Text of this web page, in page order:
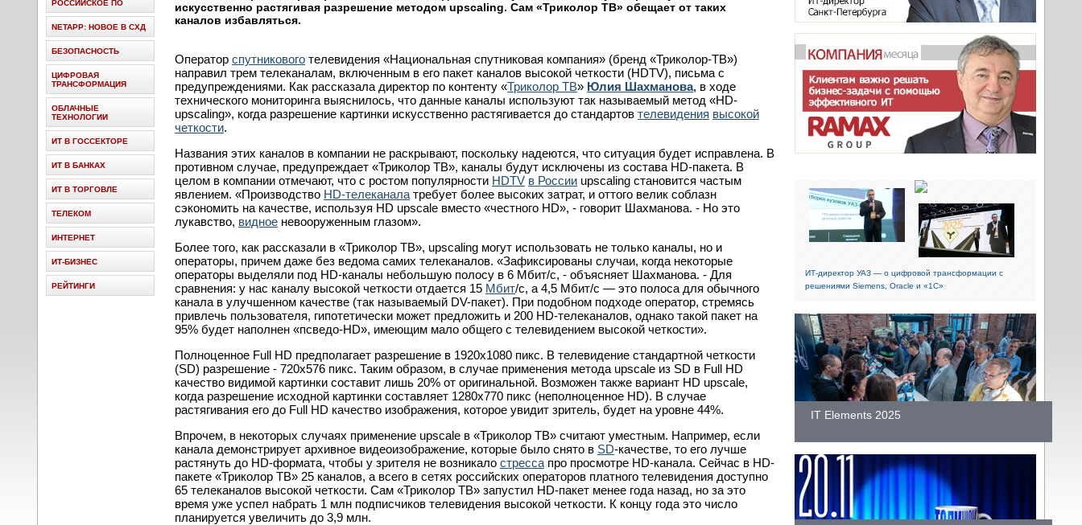
искусственно растягивая разрешение методом upscaling. Сам «Триколор ТВ» обещает от таких
каналов избавляться.
Оператор спутникового телевидения «Национальная спутниковая компания» (бренд «Триколор-ТВ»)
направил трем телеканалам, включенным в его пакет каналов высокой четкости (HDTV), письма с
предупреждениями. Как рассказала директор по контенту «Триколор ТВ» Юлия Шахманова, в ходе
технического мониторинга выяснилось, что данные каналы используют так называемый метод «HD-
upscaling», когда разрешение картинки искусственно растягивается до стандартов телевидения высокой
четкости.
Названия этих каналов в компании не раскрывают, поскольку надеются, что ситуация будет исправлена. В
противном случае, предупреждает «Триколор ТВ», каналы будут исключены из состава HD-пакета. В
целом в компании отмечают, что с ростом популярности HDTV в России upscaling становится частым
явлением. «Производство HD-телеканала требует более высоких затрат, и оттого велик соблазн
сэкономить на качестве, используя HD upscale вместо «честного HD», - говорит Шахманова. - Но это
лукавство, видное невооруженным глазом».
Более того, как рассказали в «Триколор ТВ», upscaling могут использовать не только каналы, но и
операторы, причем даже без ведома самих телеканалов. «Зафиксированы случаи, когда некоторые
операторы выделяли под HD-каналы небольшую полосу в 6 Мбит/с, - объясняет Шахманова. - Для
сравнения: у нас каналу высокой четкости отдается 15 Мбит/с, а 4,5 Мбит/с — это полоса для обычного
канала в улучшенном качестве (так называемый DV-пакет). При подобном подходе оператор, стремясь
привлечь пользователя, гипотетически может предложить и 200 HD-телеканалов, однако такой пакет на
95% будет наполнен «псведо-HD», имеющим мало общего с телевидением высокой четкости».
Полноценное Full HD предполагает разрешение в 1920x1080 пикс. В телевидение стандартной четкости
(SD) разрешение - 720x576 пикс. Таким образом, в случае применения метода upscale из SD в Full HD
качество видимой картинки составит лишь 20% от оригинальной. Возможен также вариант HD upscale,
когда разрешение исходной картинки составляет 1280x770 пикс (неполноценное HD). В случае
растягивания его до Full HD качество изображения, которое увидит зритель, будет на уровне 44%.
Впрочем, в некоторых случаях применение upscale в «Триколор ТВ» считают уместным. Например, если
канала демонстрирует архивное видеоизображение, которые было снято в SD-качестве, то его лучше
растянуть до HD-формата, чтобы у зрителя не возникало стресса про просмотре HD-канала. Сейчас в HD-
пакете «Триколор ТВ» 25 каналов, а всего в сетях российских операторов платного телевидения доступно
65 телеканалов высокой четкости. Сам «Триколор ТВ» запустил HD-пакет менее года назад, но за это
время уже успел набрать 1 млн подписчиков телевидения высокой четкости. К концу года это число
планируется увеличить до 3,9 млн.
ИТ-директор УАЗ — о цифровой трансформации с
решениями Siemens, Oracle и «1С»
IT Elements 2025
РОССИЙСКОЕ ПО
NETAPP: НОВОЕ В СХД
БЕЗОПАСНОСТЬ
ЦИФРОВАЯ
ТРАНСФОРМАЦИЯ
ОБЛАЧНЫЕ
ТЕХНОЛОГИИ
ИТ В ГОССЕКТОРЕ
ИТ В БАНКАХ
ИТ В ТОРГОВЛЕ
ТЕЛЕКОМ
ИНТЕРНЕТ
ИТ-БИЗНЕС
РЕЙТИНГИ